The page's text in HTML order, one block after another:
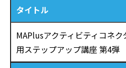
タイトル
MAPlusアクティビティコネク
用ステップアップ講座 第4弾